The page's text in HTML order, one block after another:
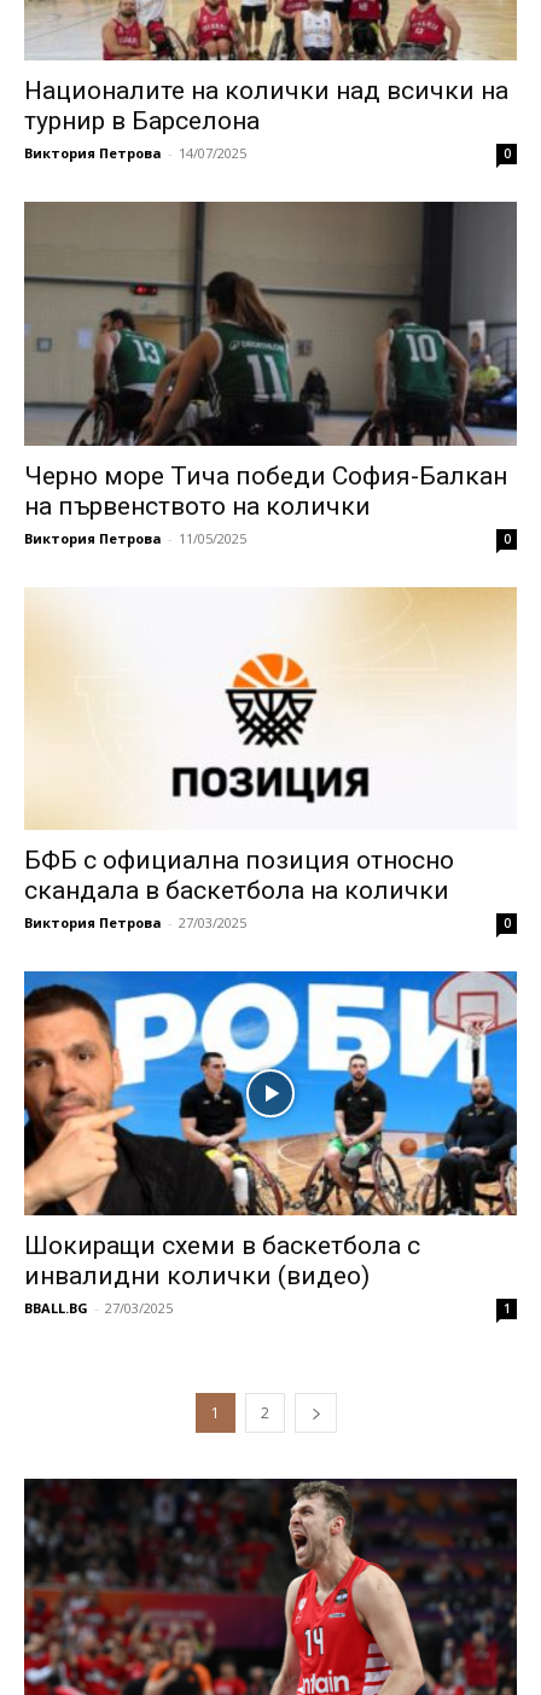
Националите на колички над всички на
турнир в Барселона
Виктория Петрова - 14/07/2025 0
Черно море Тича победи София-Балкан
на първенството на колички
Виктория Петрова - 11/05/2025 0
БФБ с официална позиция относно
скандала в баскетбола на колички
Виктория Петрова - 27/03/2025 0
Шокиращи схеми в баскетбола с
инвалидни колички (видео)
BBALL.BG - 27/03/2025 1
1 2